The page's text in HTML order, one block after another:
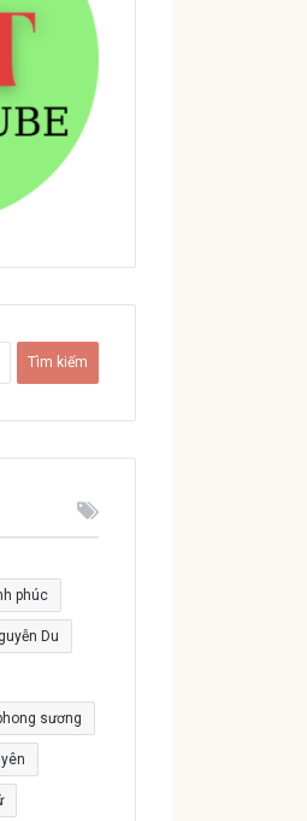
ì
i
c
o
:
phúc
Du
sương